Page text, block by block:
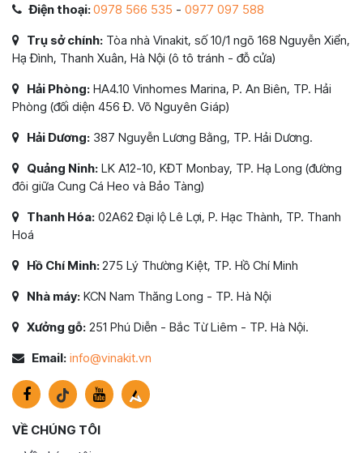
Điện thoại:0978 566 535 - 0977 097 588
Trụ sở chính: Tòa nhà Vinakit, số 10/1 ngõ 168 Nguyễn Xiển,
Hạ Đình, Thanh Xuân, Hà Nội (ô tô tránh - đỗ cửa)
Hải Phòng: HA4.10 Vinhomes Marina, P. An Biên, TP. Hải
Phòng (đối diện 456 Đ. Võ Nguyên Giáp)
Hải Dương: 387 Nguyễn Lương Bằng, TP. Hải Dương.
Quảng Ninh: LK A12-10, KĐT Monbay, TP. Hạ Long (đường
đôi giữa Cung Cá Heo và Bảo Tàng)
Thanh Hóa: 02A62 Đại lộ Lê Lợi, P. Hạc Thành, TP. Thanh
Hoá
Hồ Chí Minh:275 Lý Thường Kiệt, TP. Hồ Chí Minh
Nhà máy: KCN Nam Thăng Long - TP. Hà Nội
Xưởng gỗ: 251 Phú Diễn - Bắc Từ Liêm - TP. Hà Nội.
Email: info@vinakit.vn
VỀ CHÚNG TÔI